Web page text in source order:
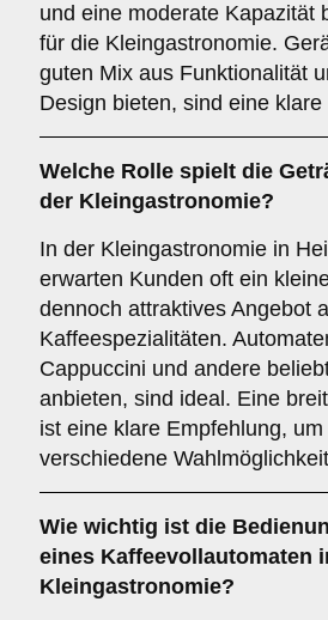
und eine moderate Kapazität
für die Kleingastronomie.
guten Mix aus Funktionalität
Design bieten, sind eine
Welche Rolle spielt die
der Kleingastronomie?
In der Kleingastronomie in
erwarten Kunden oft ein
dennoch attraktives Angebot
Kaffeespezialitäten.
Cappuccini und andere
anbieten, sind ideal. Eine
ist eine klare Empfehlung,
verschiedene
Wie wichtig ist die
eines Kaffeevollautomaten
Kleingastronomie?